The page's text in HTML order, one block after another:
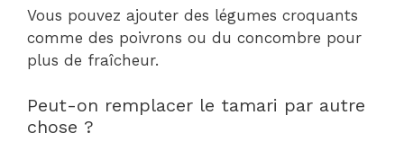
Vous pouvez ajouter des légumes croquants
comme des poivrons ou du concombre pour
plus de fraîcheur.
Peut-on remplacer le tamari par autre
chose ?